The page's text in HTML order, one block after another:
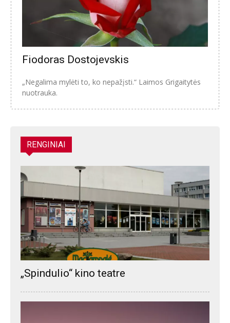
Fiodoras Dostojevskis
„Negalima mylėti to, ko nepažįsti.“ Laimos Grigaitytės
nuotrauka.
RENGINIAI
„Spindulio“ kino teatre